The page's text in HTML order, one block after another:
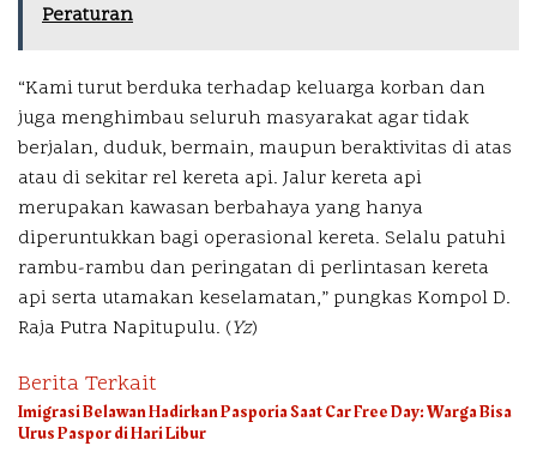
Peraturan
“Kami turut berduka terhadap keluarga korban dan
juga menghimbau seluruh masyarakat agar tidak
berjalan, duduk, bermain, maupun beraktivitas di atas
atau di sekitar rel kereta api. Jalur kereta api
merupakan kawasan berbahaya yang hanya
diperuntukkan bagi operasional kereta. Selalu patuhi
rambu-rambu dan peringatan di perlintasan kereta
api serta utamakan keselamatan,” pungkas Kompol D.
Raja Putra Napitupulu. (Yz)
Berita Terkait
Imigrasi Belawan Hadirkan Pasporia Saat Car Free Day: Warga Bisa
Urus Paspor di Hari Libur